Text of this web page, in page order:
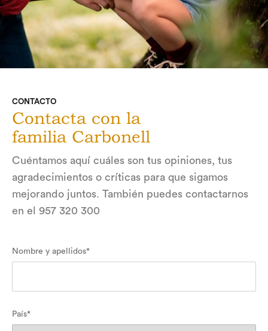
CONTACTO
Contacta con la
familia Carbonell
Cuéntamos aquí cuáles son tus opiniones, tus
agradecimientos o críticas para que sigamos
mejorando juntos. También puedes contactarnos
en el 957 320 300
Nombre y apellidos*
País*